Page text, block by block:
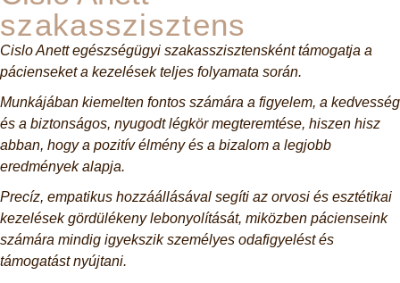
szakasszisztens
Cislo Anett egészségügyi szakasszisztensként támogatja a
pácienseket a kezelések teljes folyamata során.
Munkájában kiemelten fontos számára a figyelem, a kedvesség
és a biztonságos, nyugodt légkör megteremtése, hiszen hisz
abban, hogy a pozitív élmény és a bizalom a legjobb
eredmények alapja.
Precíz, empatikus hozzáállásával segíti az orvosi és esztétikai
kezelések gördülékeny lebonyolítását, miközben pácienseink
számára mindig igyekszik személyes odafigyelést és
támogatást nyújtani.